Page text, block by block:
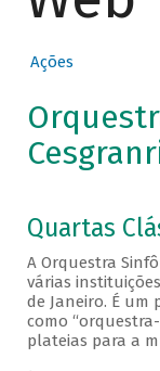
Ações
Quartas
A Orquestra
várias
de Janeiro. É
como
plateias para a